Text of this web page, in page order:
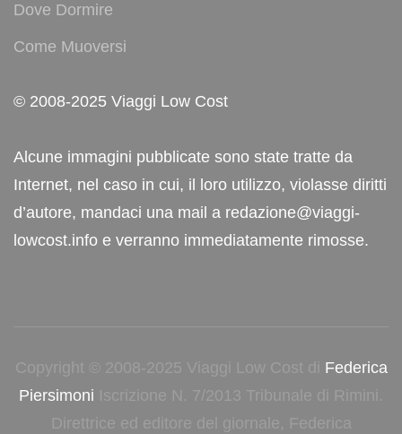
Dove Dormire
Come Muoversi
© 2008-2025 Viaggi Low Cost
Alcune immagini pubblicate sono state tratte da
Internet, nel caso in cui, il loro utilizzo, violasse diritti
d’autore, mandaci una mail a redazione@viaggi-
lowcost.info e verranno immediatamente rimosse.
Copyright © 2008-2025 Viaggi Low Cost di Federica
Piersimoni Iscrizione N. 7/2013 Tribunale di Rimini.
Direttrice ed editore del giornale, Federica